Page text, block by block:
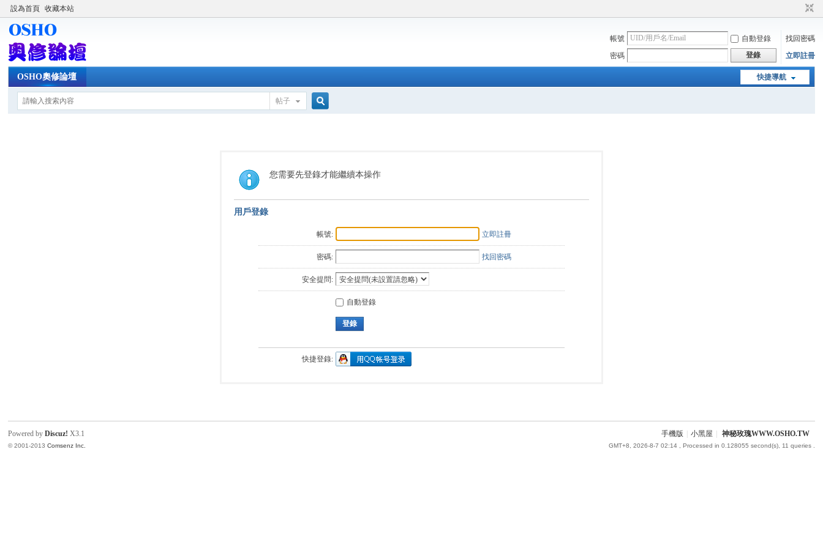
設為首頁 收藏本站
帳號 自動登錄
找回密碼
密碼
登錄 立即註冊
快捷導航
OSHO奧修論壇
帖子
索
您需要先登錄才能繼續本操作
用戶登錄
帳號: 立即註冊
密碼: 找回密碼
安全提問:
自動登錄
登錄
快捷登錄:
手機版 小黑屋 神秘玫瑰WWW.OSHO.TW
GMT+8, 2026-8-7 02:14 , Processed in 0.128055 second(s), 11 queries .
Powered byDiscuz! X3.1
© 2001-2013Comsenz Inc.